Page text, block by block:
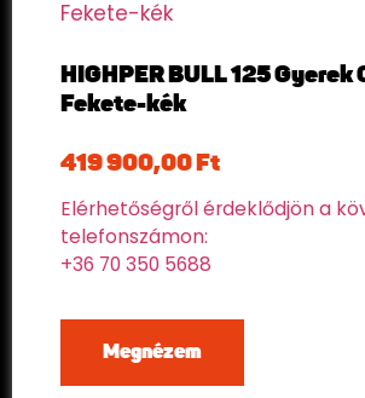
HIGHPER BULL 125 Gyerek
Fekete-kék
419 900,00 Ft
Elérhetőségről érdeklődjön a
telefonszámon:
+36 70 350 5688
Megnézem